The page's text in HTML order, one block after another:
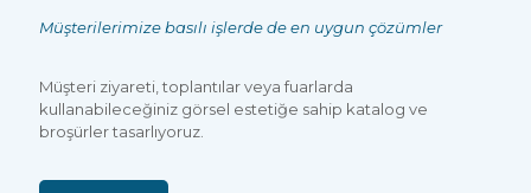
Müşterilerimize basılı işlerde de en uygun çözümler
Müşteri ziyareti, toplantılar veya fuarlarda
kullanabileceğiniz görsel estetiğe sahip katalog ve
broşürler tasarlıyoruz.